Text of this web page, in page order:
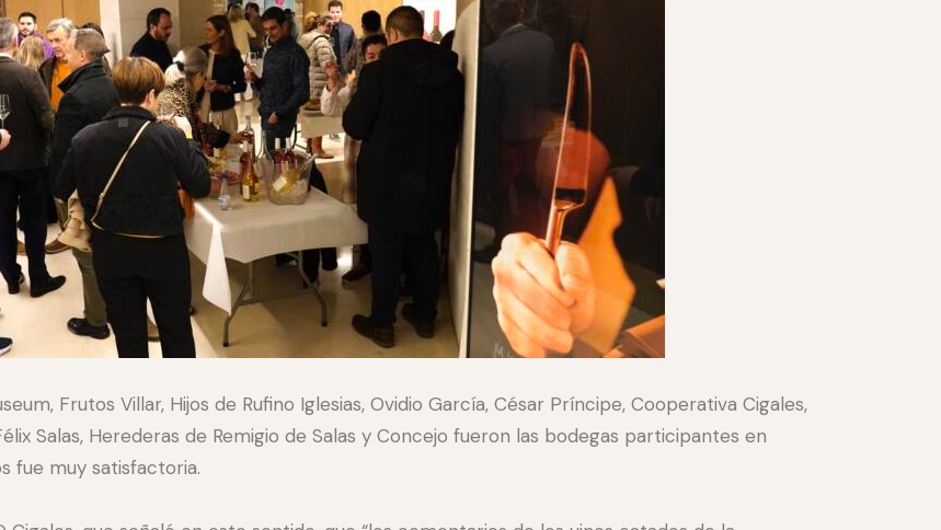
Frutos Villar, Hijos de Rufino Iglesias, Ovidio García, César Príncipe, Cooperativa Cigales,
Salas, Herederas de Remigio de Salas y Concejo fueron las bodegas participantes en
fue muy satisfactoria.